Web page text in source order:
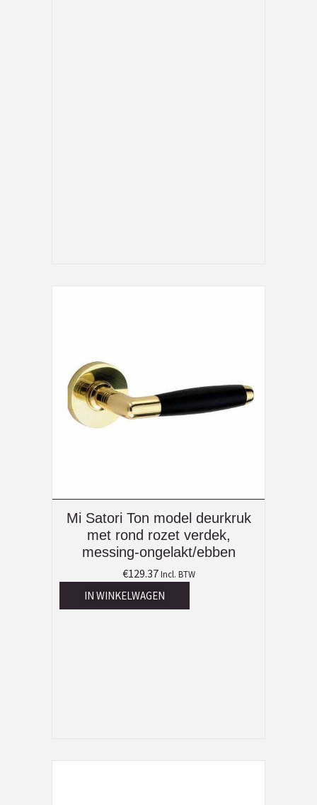
Mi Satori Ton model deurkruk
met rond rozet verdek,
messing-ongelakt/ebben
€129.37 Incl. BTW
IN WINKELWAGEN